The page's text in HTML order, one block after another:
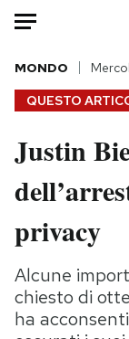
HOME
Italia
Politica
Tecnologia
Scienza
QUESTO
MONDO
Justin
privacy
Alcune
chiesto di
ha